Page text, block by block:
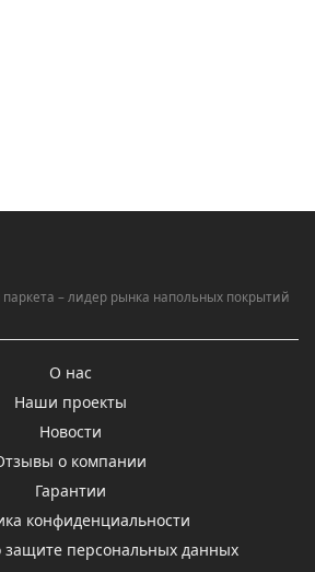
– лидер рынка напольных покрытий
О нас
Наши проекты
Новости
о компании
Гарантии
конфиденциальности
персональных данных